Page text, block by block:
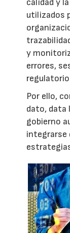
calidad y
utilizados
y
errores,
Por ello,
dato, data
gobierno
integrarse